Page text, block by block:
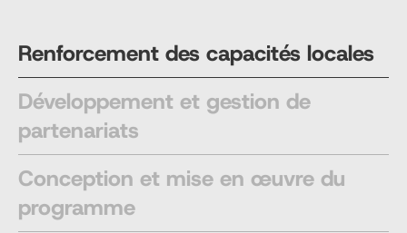
Renforcement des capacités locales
Développement et gestion de
partenariats
Conception et mise en œuvre du
programme